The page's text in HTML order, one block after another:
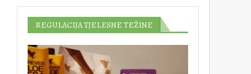
REGULACIJA TJELESNE TEŽINE